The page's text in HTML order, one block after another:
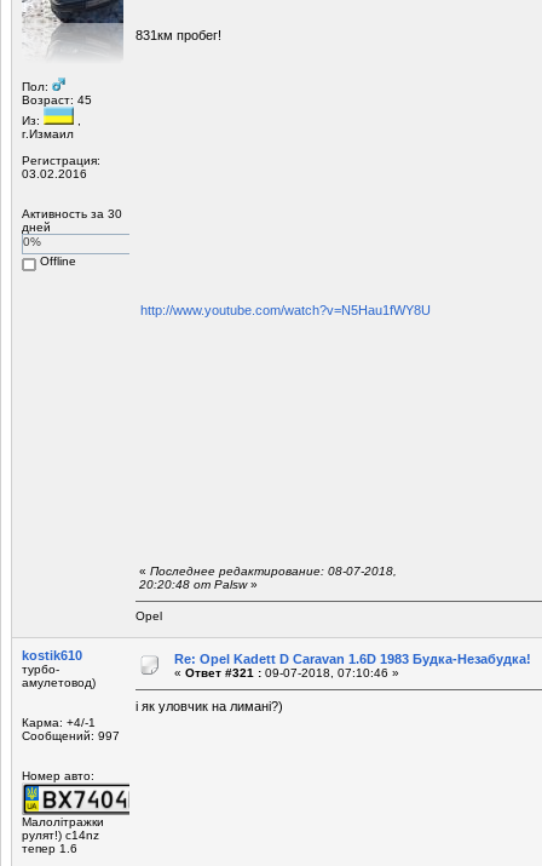
Пол:
Возраст: 45
Из:
г.Измаил
Регистрация:
03.02.2016
Активность за 30
дней
0%
Offline
831км пробег!
http://www.youtube.com/watch?v=N5Hau1fWY8U
« Последнее редактирование: 08-07-2018,
20:20:48 от Palsw»
Opel
kostik610
турбо-
амулетовод)
Карма: +4/-1
Сообщений: 997
Номер авто:
Малолітражки
рулят!) c14nz
тепер 1.6
Re: Opel Kadett D Caravan 1.6D 1983 Будка-Незабудка!
« Ответ #321 : 09-07-2018, 07:10:46 »
і як уловчик на лимані?)